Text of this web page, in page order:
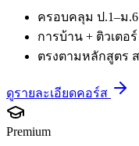
ครอบคลุม ป.1–ม.6
การบ้าน + ติวเตอร์
ตรงตามหลักสูตร
ดูรายละเอียดคอร์ส
Premium